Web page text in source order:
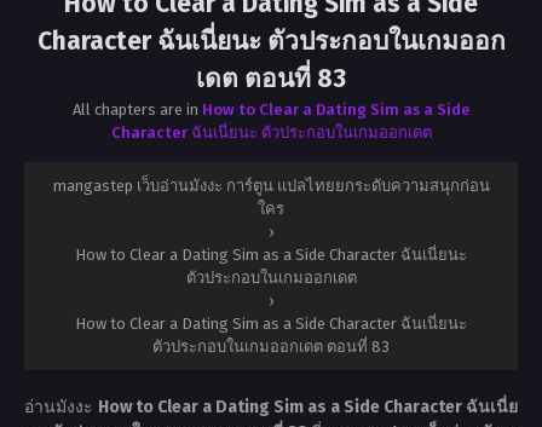
Character ฉันเนี่ยนะ ตัวประกอบในเกมออก
เดต ตอนที่ 83
All chapters are in How to Clear a Dating Sim as a Side
Character ฉันเนี่ยนะ ตัวประกอบในเกมออกเดต
mangastep เว็บอ่านมังงะ การ์ตูน แปลไทยยกระดับความสนุกก่อน
ใคร
›
How to Clear a Dating Sim as a Side Character ฉันเนี่ยนะ
ตัวประกอบในเกมออกเดต
›
How to Clear a Dating Sim as a Side Character ฉันเนี่ยนะ
ตัวประกอบในเกมออกเดต ตอนที่ 83
อ่านมังงะ How to Clear a Dating Sim as a Side Character ฉันเนี่ย